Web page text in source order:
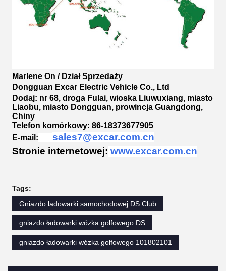
Marlene On / Dział Sprzedaży
Dongguan Excar Electric Vehicle Co., Ltd
Dodaj: nr 68, droga Fulai, wioska Liuwuxiang, miasto
Liaobu, miasto Dongguan, prowincja Guangdong,
Chiny
Telefon komórkowy: 86-18373677905
E-mail:
sales7@excar.com.cn
Stronie internetowej: www.excar.com.cn
Tags:
Gniazdo ładowarki samochodowej DS Club
gniazdo ładowarki wózka golfowego DS
gniazdo ładowarki wózka golfowego 101802101